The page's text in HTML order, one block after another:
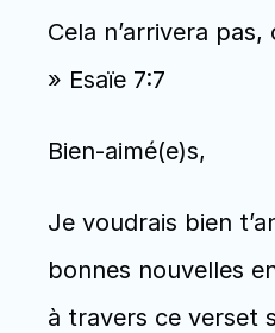
Cela n’arrivera pas,
» Esaïe 7:7
Bien-aimé(e)s,
Je voudrais bien
bonnes nouvelles
à travers ce verset